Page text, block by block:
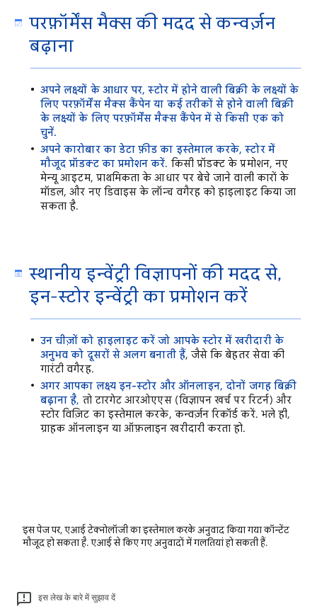
परफ़ॉर्मेंस मैक्स की मदद से कन्वर्ज़न
बढ़ाना
अपने लक्ष्यों के आधार पर, स्टोर में होने वाली बिक्री के लक्ष्यों के
लिए परफ़ॉर्मेंस मैक्स कैंपेन या कई तरीकों से होने वाली बिक्री
के लक्ष्यों के लिए परफ़ॉर्मेंस मैक्स कैंपेन में से किसी एक को
चुनें.
अपने कारोबार का डेटा फ़ीड का इस्तेमाल करके, स्टोर में
मौजूद प्रॉडक्ट ​​का प्रमोशन करें. किसी प्रॉडक्ट के प्रमोशन, नए
मेन्यू आइटम, प्राथमिकता के आधार पर बेचे जाने वाली कारों के
मॉडल, और नए डिवाइस के लॉन्च वगैरह को हाइलाइट किया जा
सकता है.
स्थानीय इन्वेंट्री विज्ञापनों की मदद से,
इन-स्टोर इन्वेंट्री का प्रमोशन करें
उन चीज़ों को हाइलाइट करें जो आपके स्टोर में खरीदारी के
अनुभव को दूसरों से अलग बनाती हैं, जैसे कि बेहतर सेवा की
गारंटी वगैरह.
अगर आपका लक्ष्य इन-स्टोर और ऑनलाइन, दोनों जगह बिक्री
बढ़ाना है, तो टारगेट आरओएएस (विज्ञापन खर्च पर रिटर्न) और
स्टोर विज़िट का इस्तेमाल करके, कन्वर्ज़न रिकॉर्ड करें. भले ही,
ग्राहक ऑनलाइन या ऑफ़लाइन खरीदारी करता हो.
इस पेज पर, एआई टेक्नोलॉजी का इस्तेमाल करके अनुवाद किया गया कॉन्टेंट
मौजूद हो सकता है. एआई से किए गए अनुवादों में गलतियां हो सकती हैं.
इस लेख के बारे में सुझाव दें